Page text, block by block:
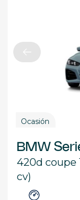
Ocasión
BMW
420d coupe
cv)